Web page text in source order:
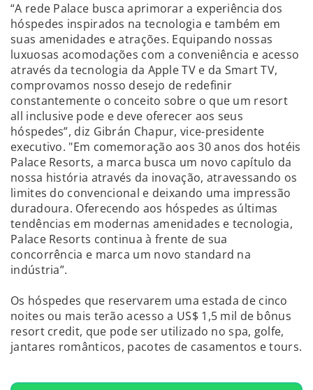
“A rede Palace busca aprimorar a experiência dos
hóspedes inspirados na tecnologia e também em
suas amenidades e atrações. Equipando nossas
luxuosas acomodações com a conveniência e acesso
através da tecnologia da Apple TV e da Smart TV,
comprovamos nosso desejo de redefinir
constantemente o conceito sobre o que um resort
all inclusive pode e deve oferecer aos seus
hóspedes”, diz Gibrán Chapur, vice-presidente
executivo. "Em comemoração aos 30 anos dos hotéis
Palace Resorts, a marca busca um novo capítulo da
nossa história através da inovação, atravessando os
limites do convencional e deixando uma impressão
duradoura. Oferecendo aos hóspedes as últimas
tendências em modernas amenidades e tecnologia,
Palace Resorts continua à frente de sua
concorrência e marca um novo standard na
indústria”.
Os hóspedes que reservarem uma estada de cinco
noites ou mais terão acesso a US$ 1,5 mil de bônus
resort credit, que pode ser utilizado no spa, golfe,
jantares românticos, pacotes de casamentos e tours.